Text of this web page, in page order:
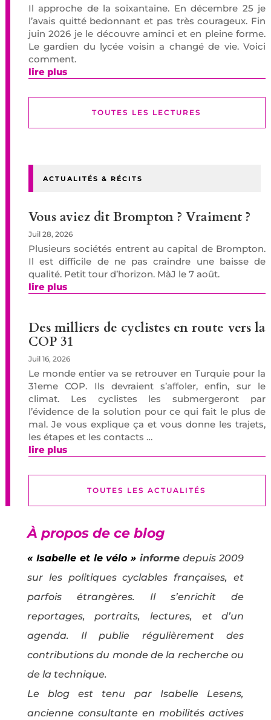
Il approche de la soixantaine. En décembre 25 je
l’avais quitté bedonnant et pas très courageux. Fin
juin 2026 je le découvre aminci et en pleine forme.
Le gardien du lycée voisin a changé de vie. Voici
comment.
lire plus
TOUTES LES LECTURES
ACTUALITÉS & RÉCITS
Vous aviez dit Brompton ? Vraiment ?
Juil 28, 2026
Plusieurs sociétés entrent au capital de Brompton.
Il est difficile de ne pas craindre une baisse de
qualité. Petit tour d’horizon. MàJ le 7 août.
lire plus
Des milliers de cyclistes en route vers la
COP 31
Juil 16, 2026
Le monde entier va se retrouver en Turquie pour la
31eme COP. Ils devraient s’affoler, enfin, sur le
climat. Les cyclistes les submergeront par
l’évidence de la solution pour ce qui fait le plus de
mal. Je vous explique ça et vous donne les trajets,
les étapes et les contacts …
lire plus
TOUTES LES ACTUALITÉS
À propos de ce blog
« Isabelle et le vélo » informe depuis 2009
sur les politiques cyclables françaises, et
parfois étrangères. Il s’enrichit de
reportages, portraits, lectures, et d’un
agenda. Il publie régulièrement des
contributions du monde de la recherche ou
de la technique.
Le blog est tenu par Isabelle Lesens,
ancienne consultante en mobilités actives